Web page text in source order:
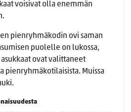
voisivat olla enemmän
pienryhmäkodin ovi saman
puolelle on lukossa,
ovat valittaneet
pienryhmäkotilaisista. Muissa